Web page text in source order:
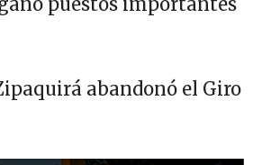
abandonó el Giro